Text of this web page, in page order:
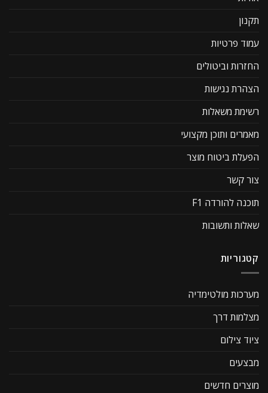
תקנון
עמוד פרטיות
החזרות וביטולים
הצהרת נגישות
רשימת משאלות
מאמרים ותוכן מקצועי
הפעלת ביטוח מוצר
צור קשר
תוכנה להורדה F1
שאלות ותשובות
קטגוריות
מערכות מולטימדיה
מצלמות דרך
ציוד צילום
מבצעים
מוצרים חדשים